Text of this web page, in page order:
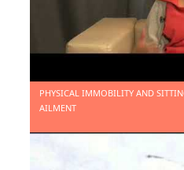
ЕДИНСТВЕННАЯ В
PHYSICAL IMMOBILITY AND
AILMENT